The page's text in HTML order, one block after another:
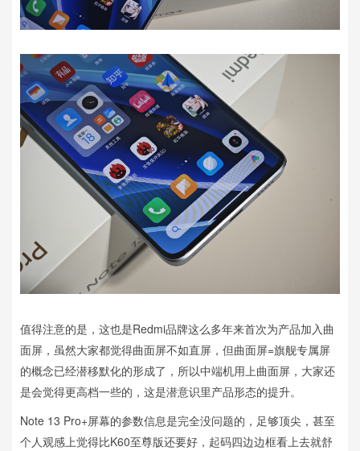
值得注意的是，这也是Redmi品牌这么多年来首次为产品加入曲
面屏，虽然大家都觉得曲面屏不如直屏，但曲面屏=旗舰专属屏
的概念已经潜移默化的形成了，所以中端机用上曲面屏，大家还
是会觉得更高档一些的，这是潜意识里产品形态的提升。
Note 13 Pro+屏幕的参数信息是完全没问题的，足够顶尖，甚至
个人观感上觉得比K60至尊版还要好，起码四边边框看上去就舒